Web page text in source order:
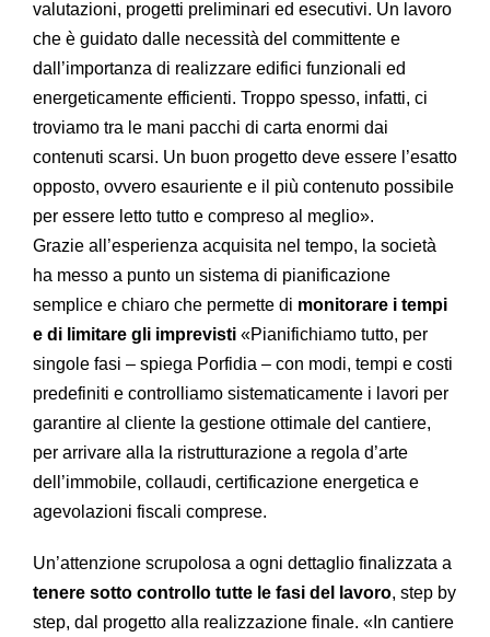
valutazioni, progetti preliminari ed esecutivi. Un lavoro
che è guidato dalle necessità del committente e
dall’importanza di realizzare edifici funzionali ed
energeticamente efficienti. Troppo spesso, infatti, ci
troviamo tra le mani pacchi di carta enormi dai
contenuti scarsi. Un buon progetto deve essere l’esatto
opposto, ovvero esauriente e il più contenuto possibile
per essere letto tutto e compreso al meglio».
Grazie all’esperienza acquisita nel tempo, la società
ha messo a punto un sistema di pianificazione
semplice e chiaro che permette di monitorare i tempi
e di limitare gli imprevisti «Pianifichiamo tutto, per
singole fasi – spiega Porfidia – con modi, tempi e costi
predefiniti e controlliamo sistematicamente i lavori per
garantire al cliente la gestione ottimale del cantiere,
per arrivare alla la ristrutturazione a regola d’arte
dell’immobile, collaudi, certificazione energetica e
agevolazioni fiscali comprese.
Un’attenzione scrupolosa a ogni dettaglio finalizzata a
tenere sotto controllo tutte le fasi del lavoro, step by
step, dal progetto alla realizzazione finale. «In cantiere